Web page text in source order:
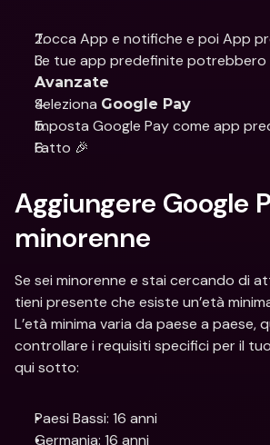
Tocca App e notifiche e poi App
Avanzate
Seleziona Google Pay
Imposta Google Pay come app
Fatto 🎉
Aggiungere Google
minorenne
Se sei minorenne e stai cercando di
tieni presente che esiste un’età
L’età minima varia da paese a paese,
controllare i requisiti specifici per il
qui sotto:
Paesi Bassi: 16 anni
Germania: 16 anni